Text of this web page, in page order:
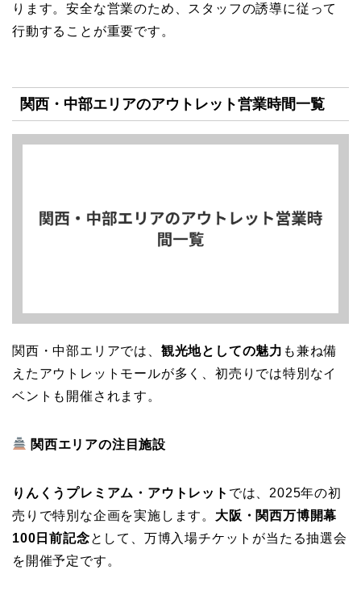
ります。安全な営業のため、スタッフの誘導に従って
行動することが重要です。
関西・中部エリアのアウトレット営業時間一覧
関西・中部エリアでは、 観光地としての魅力 も兼ね備
えたアウトレットモールが多く、初売りでは特別なイ
ベントも開催されます。
関西エリアの注目施設
りんくうプレミアム・アウトレット では、2025年の初
売りで特別な企画を実施します。 大阪・関西万博開幕
100日前記念として、万博入場チケットが当たる抽選会
を開催予定です。